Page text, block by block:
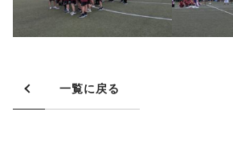
一覧に戻る